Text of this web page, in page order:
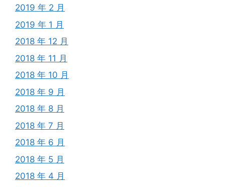
2019 年 2 月
2019 年 1 月
2018 年 12 月
2018 年 11 月
2018 年 10 月
2018 年 9 月
2018 年 8 月
2018 年 7 月
2018 年 6 月
2018 年 5 月
2018 年 4 月